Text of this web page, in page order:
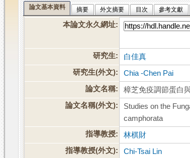
論文基本資料 摘要 外文摘要 目次 參考文獻
本論文永久網址:
研究生:
白佳真
研究生(外文):
Chia -Chen Pai
論文名稱:
樟芝免疫調節蛋白
論文名稱(外文):
Studies on the
camphorata
指導教授:
林棋財
指導教授(外文):
Chi-Tsai Lin